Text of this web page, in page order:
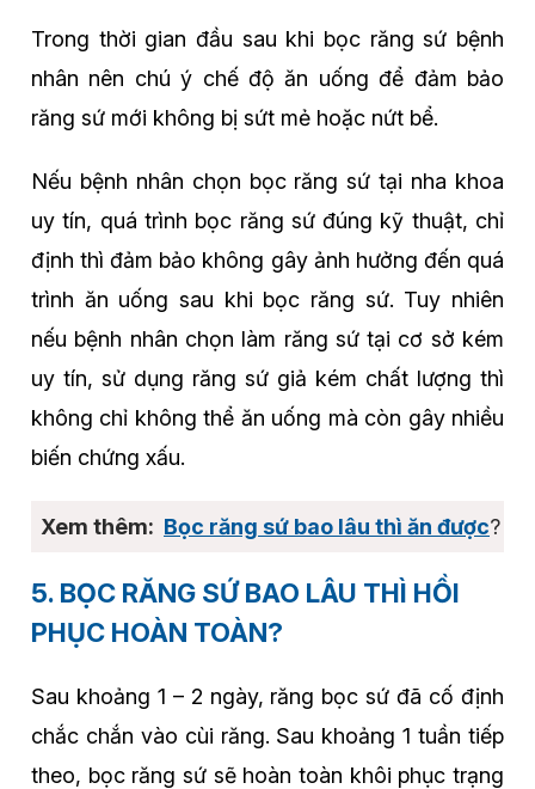
Trong thời gian đầu sau khi bọc răng sứ bệnh
nhân nên chú ý chế độ ăn uống để đảm bảo
răng sứ mới không bị sứt mẻ hoặc nứt bể.
Nếu bệnh nhân chọn bọc răng sứ tại nha khoa
uy tín, quá trình bọc răng sứ đúng kỹ thuật, chỉ
định thì đảm bảo không gây ảnh hưởng đến quá
trình ăn uống sau khi bọc răng sứ. Tuy nhiên
nếu bệnh nhân chọn làm răng sứ tại cơ sở kém
uy tín, sử dụng răng sứ giả kém chất lượng thì
không chỉ không thể ăn uống mà còn gây nhiều
biến chứng xấu.
Bọc răng sứ bao lâu thì ăn được?
5. BỌC RĂNG SỨ BAO LÂU THÌ HỒI
PHỤC HOÀN TOÀN?
Sau khoảng 1 – 2 ngày, răng bọc sứ đã cố định
chắc chắn vào cùi răng. Sau khoảng 1 tuần tiếp
theo, bọc răng sứ sẽ hoàn toàn khôi phục trạng